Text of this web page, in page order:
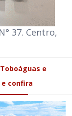
37. Centro,
e
confira